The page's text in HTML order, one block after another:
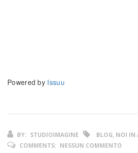
Powered by Issuu
BY: STUDIOIMAGINE
BLOG, NOI IN
COMMENTS: NESSUN COMMENTO